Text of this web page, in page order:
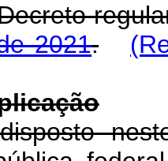
2021.